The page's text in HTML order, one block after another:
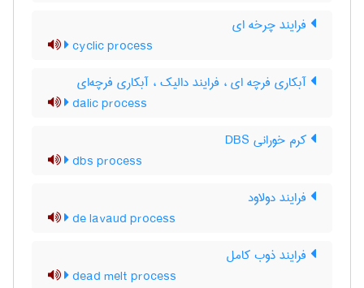
فرایند چرخه ای
cyclic process
آبکاری فرچه ای ، فرایند دالیک ، آبکاری فرچه‌ای
dalic process
کرم خورانی DBS
dbs process
فرایند دولاود
de lavaud process
فرایند ذوب کامل
dead melt process